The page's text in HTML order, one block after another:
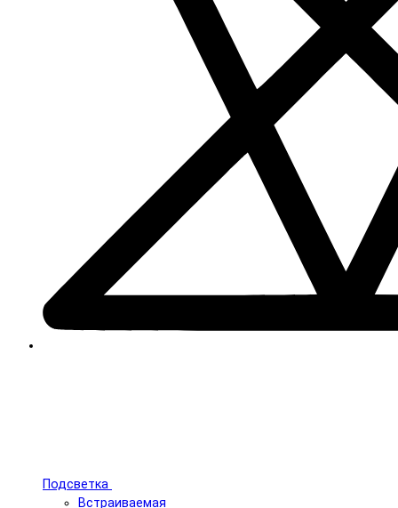
Подсветка
Встраиваемая